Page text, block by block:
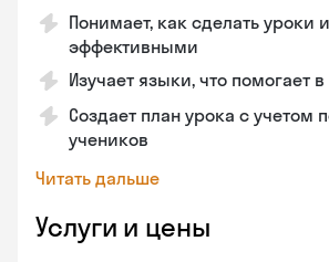
Понимает, как сделать уроки
эффективными
Изучает языки, что помогает
Создает план урока с учетом
учеников
Читать дальше
Услуги и цены